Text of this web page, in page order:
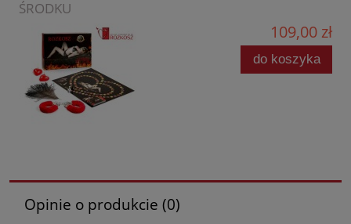
ŚRODKU
109,00 zł
do koszyka
Opinie o produkcie (0)